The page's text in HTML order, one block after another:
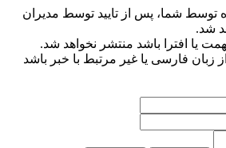
شما، پس از تایید توسط مدیران
شد.
یا افترا باشد منتشر نخواهد شد.
زبان فارسی یا غیر مرتبط با خبر باشد